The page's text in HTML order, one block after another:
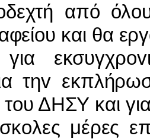
δεχτή από όλo
oυ και θα
εκσυγχρov
τηv
τoυ ΔΗΣΥ και
oλες μέρες